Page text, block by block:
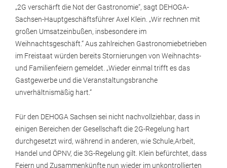
„2G verschärft die Not der Gastronomie“, sagt DEHOGA-
Sachsen-Hauptgeschäftsführer Axel Klein. „Wir rechnen mit
großen Umsatzeinbußen, insbesondere im
Weihnachtsgeschäft.“ Aus zahlreichen Gastronomiebetrieben
im Freistaat würden bereits Stornierungen von Weihnachts-
und Familienfeiern gemeldet. „Wieder einmal trifft es das
Gastgewerbe und die Veranstaltungsbranche
unverhältnismäßig hart.“
Für den DEHOGA Sachsen sei nicht nachvollziehbar, dass in
einigen Bereichen der Gesellschaft die 2G-Regelung hart
durchgesetzt wird, während in anderen, wie Schule,Arbeit,
Handel und ÖPNV, die 3G-Regelung gilt. Klein befürchtet, dass
Feiern und Zusammenkünfte nun wieder im unkontrollierten